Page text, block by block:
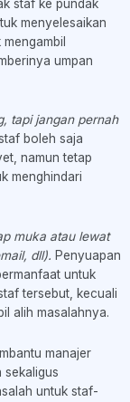
staf ke pundak
menyelesaikan
umpan
tapi jangan pernah
boleh saja
namun tetap
menghindari
muka atau lewat
dll). Penyuapan
untuk
tersebut, kecuali
alih masalahnya.
manajer
sekaligus
untuk staf-